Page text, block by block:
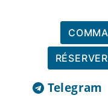
Telegram